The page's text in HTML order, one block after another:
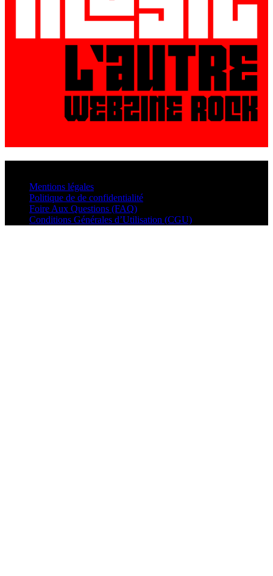
Mentions légales
Politique de de confidentialité
Foire Aux Questions (FAQ)
Conditions Générales d’Utilisation (CGU)